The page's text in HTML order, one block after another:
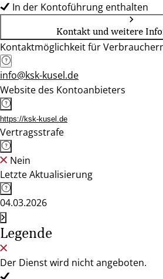
In der Kontoführung enthalten
Kontakt und weitere
Kontaktmöglichkeit für
info@ksk-kusel.de
Website des Kontoanbieters
https://ksk-kusel.de
Vertragsstrafe
Nein
Letzte Aktualisierung
04.03.2026
Legende
Der Dienst wird nicht angeboten.